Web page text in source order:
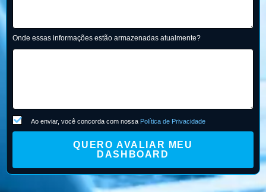
Onde essas informações estão armazenadas atualmente?
Ao enviar, você concorda com nossa Política de Privacidade
QUERO AVALIAR MEU
DASHBOARD